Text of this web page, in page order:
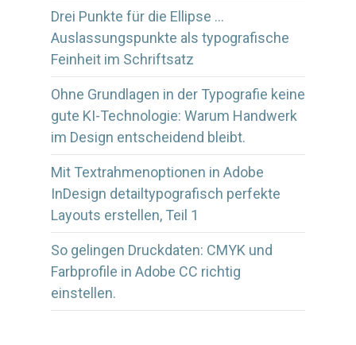
Drei Punkte für die Ellipse …
Auslassungspunkte als typografische
Feinheit im Schriftsatz
Ohne Grundlagen in der Typografie keine
gute KI-Technologie: Warum Handwerk
im Design entscheidend bleibt.
Mit Textrahmenoptionen in Adobe
InDesign detailtypografisch perfekte
Layouts erstellen, Teil 1
So gelingen Druckdaten: CMYK und
Farbprofile in Adobe CC richtig
einstellen.